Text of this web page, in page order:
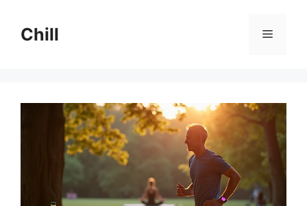
sadržajChill